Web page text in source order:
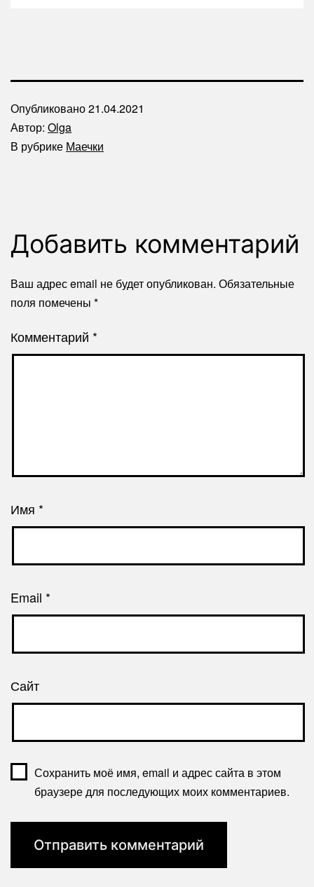
Опубликовано21.04.2021
Автор: Olga
В рубрике Маечки
Добавить комментарий
Ваш адрес email не будет опубликован. Обязательные
поля помечены *
Комментарий *
Имя *
Email *
Сайт
Сохранить моё имя, email и адрес сайта в этом
браузере для последующих моих комментариев.